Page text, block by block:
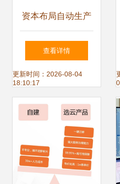
资本布局自动生产
力和智能前沿 青软
青之完成A+轮融
资，携手高瓴创投
入场实验室自动化
赛道
查看详情
更新时间：2026-08-04
18:10:17